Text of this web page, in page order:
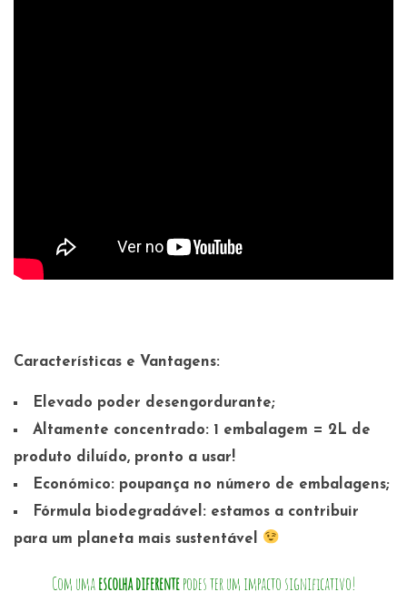
Características e Vantagens:
Elevado poder desengordurante;
Altamente concentrado: 1 embalagem = 2L de
produto diluído, pronto a usar!
Económico: poupança no número de embalagens;
Fórmula biodegradável: estamos a contribuir
para um planeta mais sustentável
Com umaescolha diferentepodes ter um impacto significativo!